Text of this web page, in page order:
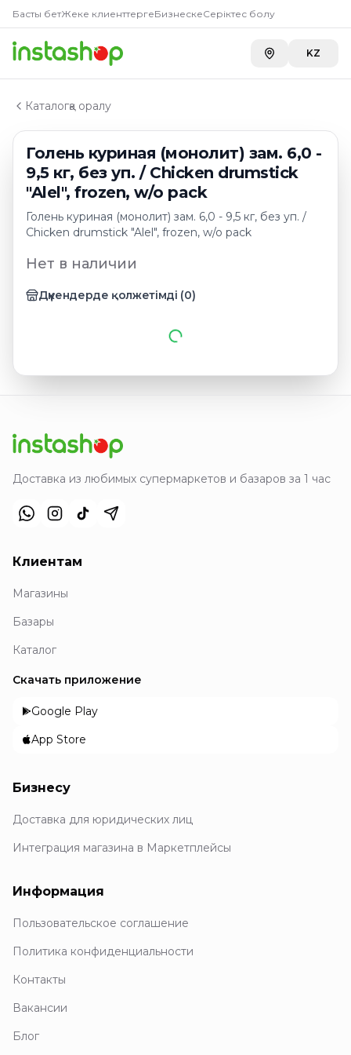
Басты бетЖеке клиенттергеБизнескеСеріктес болу
KZ
Каталогқа оралу
Голень куриная (монолит) зам. 6,0 -
9,5 кг, без уп. / Chicken drumstick
"Alel", frozen, w/o pack
Голень куриная (монолит) зам. 6,0 - 9,5 кг, без уп. /
Chicken drumstick "Alel", frozen, w/o pack
Нет в наличии
Дүкендерде қолжетімді (0)
Главная
Каталог
Голень куриная
Голень куриная (монолит) зам. 6,0 - 9,5 кг, без уп. /
Доставка из любимых супермаркетов и базаров за 1 час
Клиентам
Магазины
Базары
Каталог
Скачать приложение
Google Play
App Store
Бизнесу
Доставка для юридических лиц
Интеграция магазина в Маркетплейсы
Информация
Пользовательское соглашение
Политика конфиденциальности
Контакты
Вакансии
Блог